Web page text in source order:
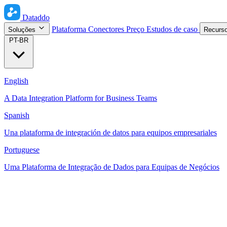
Dataddo
Soluções Plataforma Conectores Preço Estudos de caso
PT-BR
English
A Data Integration Platform for Business Teams
Spanish
Una plataforma de integración de datos para equipos empresariales
Portuguese
Uma Plataforma de Integração de Dados para Equipas de Negócios